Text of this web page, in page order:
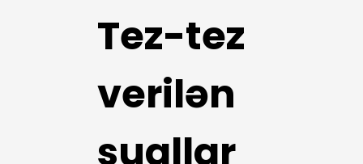
Tez-tez
verilən
suallar